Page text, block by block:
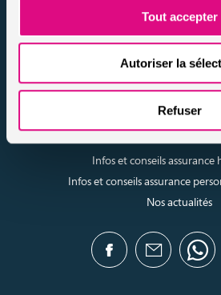
Tout accepter
Autoriser la
Refuser
Notre FAQ assurance
Conseils assurance auto
Conseils assurance voiture
Conseils assurance auto
Conseils assurance auto
Infos et conseils
Infos et conseils
Infos et conseils assurance
Nos actualités